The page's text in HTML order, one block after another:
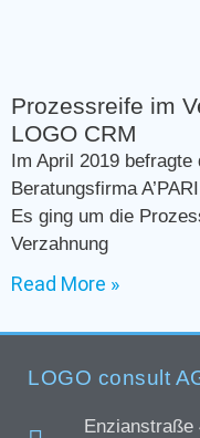
Prozessreife im
LOGO CRM
Im April 2019
Beratungsfirma
Es ging um die
Verzahnung
Read More »
LOGO consult
Enzianstraße